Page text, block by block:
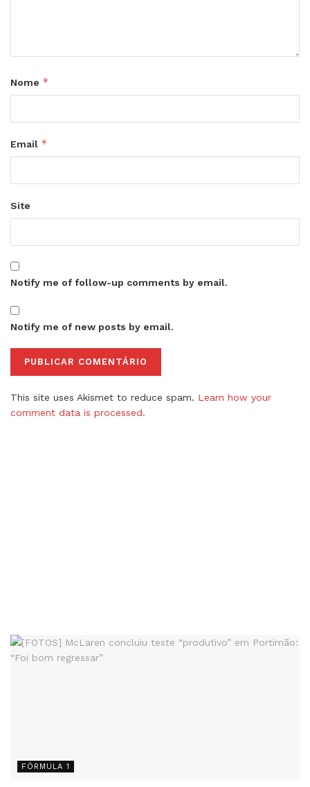
Nome *
Email *
Site
Notify me of follow-up comments by email.
Notify me of new posts by email.
This site uses Akismet to reduce spam. Learn how your
comment data is processed.
FÓRMULA 1